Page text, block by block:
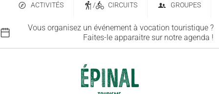
ACTIVITÉS / CIRCUITS GROUPES
Vous organisez un événement à vocation touristique ?
Faites-le apparaitre sur notre agenda !